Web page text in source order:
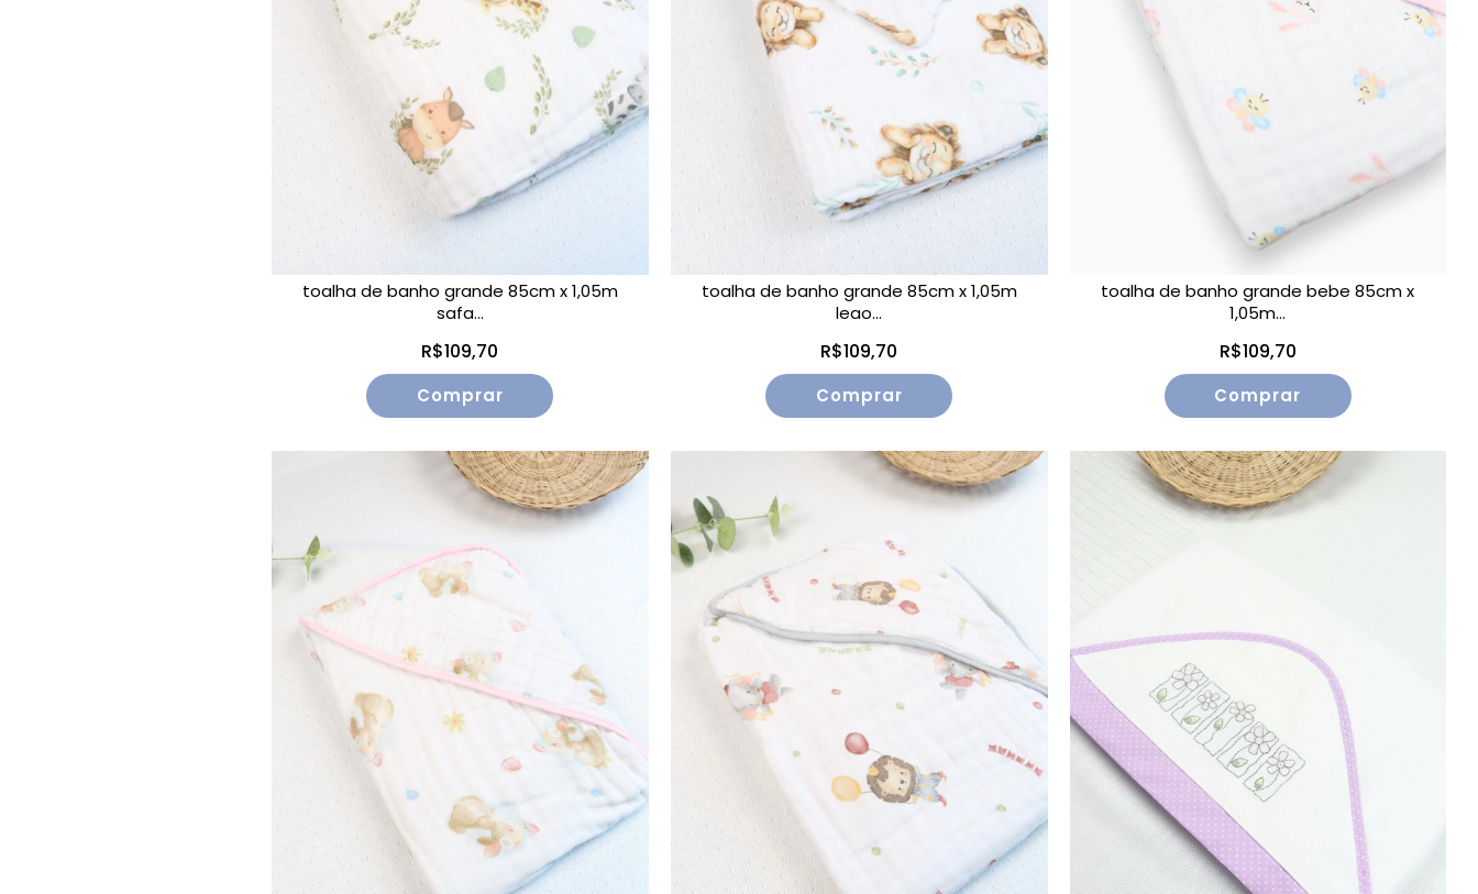
toalha de banho grande 85cm x 1,05m
safa...
R$109,70
toalha de banho grande 85cm x 1,05m
leao...
R$109,70
toalha de banho grande bebe 85cm x
1,05m...
R$109,70